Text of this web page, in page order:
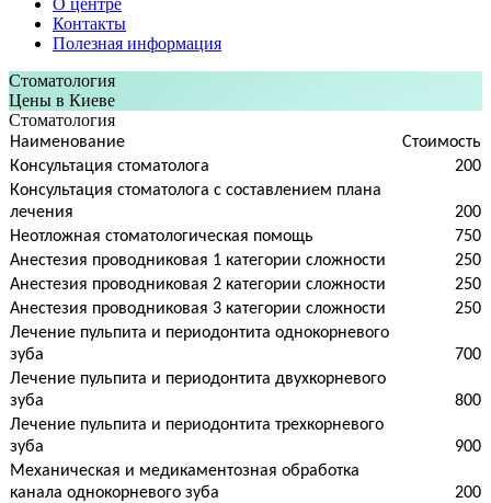
О центре
Контакты
Полезная информация
Стоматология
Цены в Киеве
Стоматология
Наименование
Стоимость
Консультация стоматолога
200
Консультация стоматолога с составлением плана
лечения
200
Неотложная стоматологическая помощь
750
Анестезия проводниковая 1 категории сложности
250
Анестезия проводниковая 2 категории сложности
250
Анестезия проводниковая 3 категории сложности
250
Лечение пульпита и периодонтита однокорневого
зуба
700
Лечение пульпита и периодонтита двухкорневого
зуба
800
Лечение пульпита и периодонтита трехкорневого
зуба
900
Механическая и медикаментозная обработка
канала однокорневого зуба
200